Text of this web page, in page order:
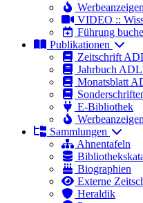
Werbeanzeigen
VIDEO ::
Führung
Publikationen
Zeitschrift
Jahrbuch
Monatsblatt
E-Bibliothek
Werbeanzeigen
Sammlungen
Ahnentafeln
Biographien
Externe
Heraldik